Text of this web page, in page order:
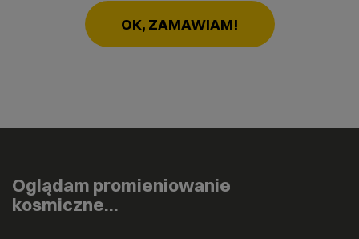
OK, ZAMAWIAM!
Oglądam promieniowanie
kosmiczne…